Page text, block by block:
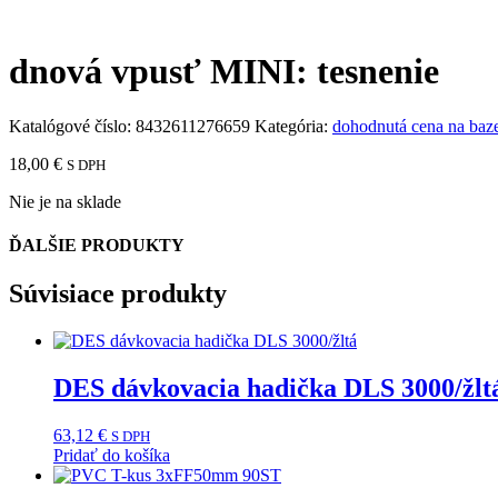
dnová vpusť MINI: tesnenie
Katalógové číslo: 8432611276659 Kategória: dohodnutá cena na
18,00 € S DPH
Nie je na sklade
ĎALŠIE PRODUKTY
Súvisiace produkty
DES dávkovacia hadička DLS 3000/
63,12 € S DPH
Pridať do košíka